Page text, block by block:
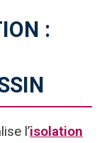
:
l’isolation